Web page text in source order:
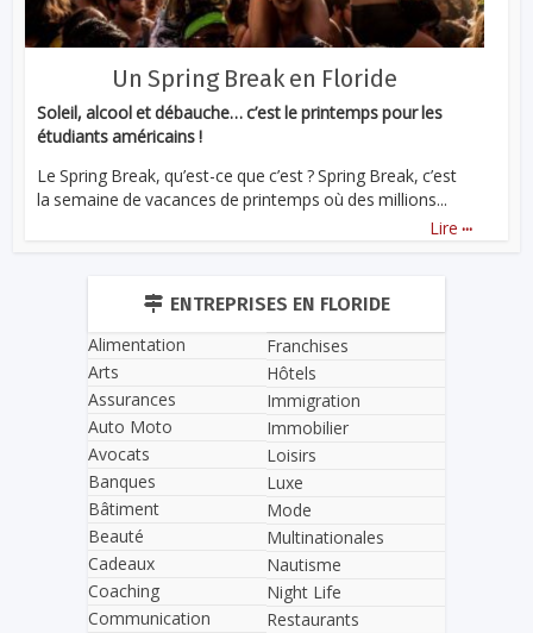
Un Spring Break en Floride
Soleil, alcool et débauche… c’est le printemps pour les
étudiants américains !
Le Spring Break, qu’est-ce que c’est ? Spring Break, c’est
la semaine de vacances de printemps où des millions...
Lire ...
ENTREPRISES EN FLORIDE
Alimentation
Arts
Assurances
Auto Moto
Avocats
Banques
Bâtiment
Beauté
Cadeaux
Coaching
Communication
Franchises
Hôtels
Immigration
Immobilier
Loisirs
Luxe
Mode
Multinationales
Nautisme
Night Life
Restaurants